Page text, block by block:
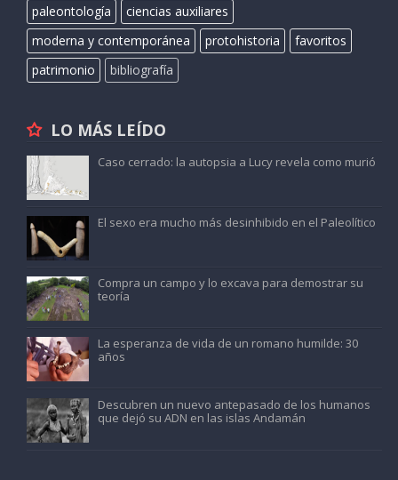
paleontología
ciencias auxiliares
moderna y contemporánea
protohistoria
favoritos
patrimonio
bibliografía
LO MÁS LEÍDO
Caso cerrado: la autopsia a Lucy revela como murió
El sexo era mucho más desinhibido en el Paleolítico
Compra un campo y lo excava para demostrar su
teoría
La esperanza de vida de un romano humilde: 30
años
Descubren un nuevo antepasado de los humanos
que dejó su ADN en las islas Andamán